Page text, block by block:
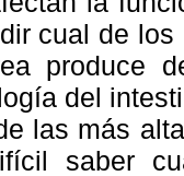
cual de
produce
del
las más
saber